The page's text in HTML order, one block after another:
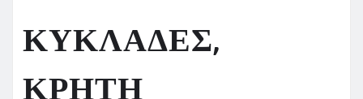
ΚΥΚΛΑΔΕΣ,